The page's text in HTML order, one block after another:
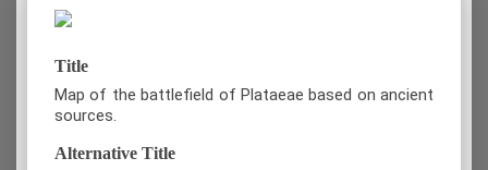
Title
Map of the battlefield of Plataeae based on ancient
sources.
Alternative Title